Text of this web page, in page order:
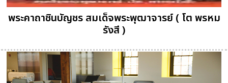
พระคาถาชินบัญชร สมเด็จพระพุฒาจารย์ ( โต พรหม
รังสี )